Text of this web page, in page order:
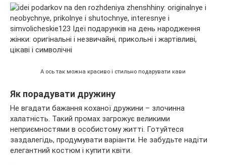
А ось так можна красиво і стильно подарувати кави
Як порадувати дружину
Не вгадати бажання коханої дружини – злочинна
халатність. Такий промах загрожує великими
неприємностями в особистому житті. Готуйтеся
заздалегідь, продумувати варіанти. Не забудьте надіти
елегантний костюм і купити квіти.